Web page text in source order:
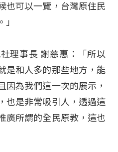
也可以一覽，台灣原住民
理事長 謝慈惠：「所以
是和人多的那些地方，能
因為我們這一次的展示，
也是非常吸引人，透過這
廣所謂的全民原教，這也